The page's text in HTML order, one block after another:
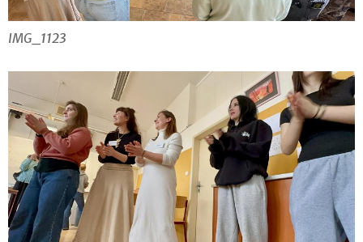
IMG_1123